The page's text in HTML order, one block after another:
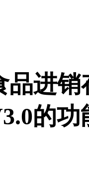
品进销
的功